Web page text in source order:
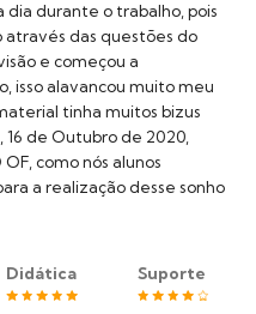
dia durante o trabalho, pois
através das questões do
e começou a
isso alavancou muito meu
tinha muitos bizus
16 de Outubro de 2020,
como nós alunos
a realização desse sonho
Didática Suporte